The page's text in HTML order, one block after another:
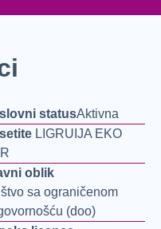
statusAktivna
LIGRUIJA EKO
oblik
sa ograničenom
(doo)